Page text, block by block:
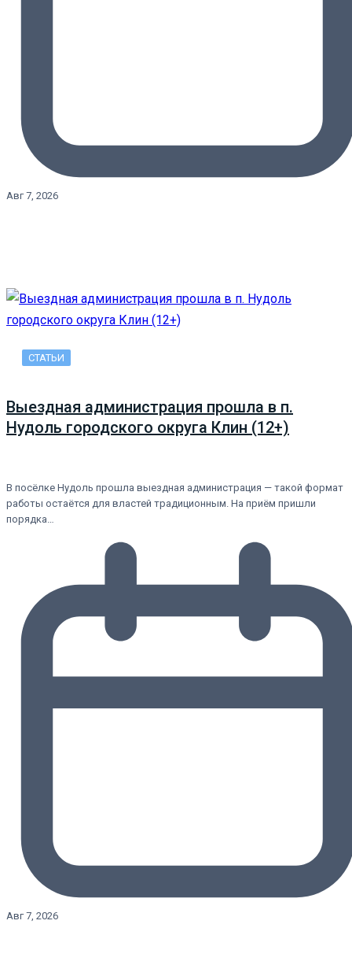
Авг 7, 2026
СТАТЬИ
Выездная администрация прошла в п.
Нудоль городского округа Клин (12+)
В посёлке Нудоль прошла выездная администрация — такой формат
работы остаётся для властей традиционным. На приём пришли
порядка…
Авг 7, 2026